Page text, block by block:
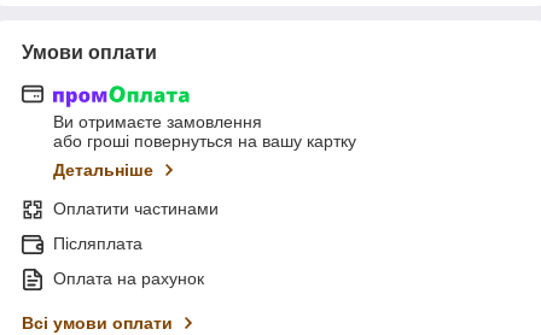
Умови оплати
Ви отримаєте замовлення
або гроші повернуться на вашу картку
Детальніше
Оплатити частинами
Післяплата
Оплата на рахунок
Всі умови оплати